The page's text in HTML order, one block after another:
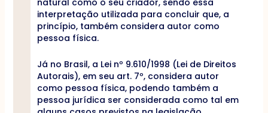
interpretação utilizada para concluir que, a
princípio, também considera autor como
pessoa física.
Já no Brasil, a Lei nº 9.610/1998 (Lei de Direitos
Autorais), em seu art. 7º, considera autor
como pessoa física, podendo também a
pessoa jurídica ser considerada como tal em